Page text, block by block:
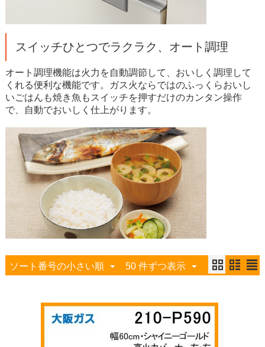
スイッチひとつでラクラク、オート調理
オート調理機能は火力を自動調節して、おいしく調理して
くれる便利な機能です。ガス火ならではのふっくらおいし
いごはんも焼き魚もスイッチを押すだけのカンタン操作
で、自動でおいしく仕上がります。
ソート番号の小さい順 50 件ずつ表示